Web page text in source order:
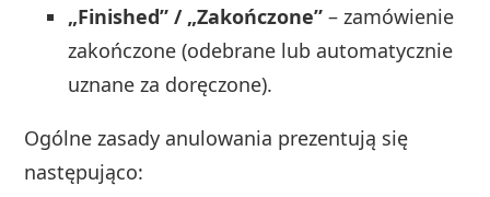
„Finished” / „Zakończone” – zamówienie
zakończone (odebrane lub automatycznie
uznane za doręczone).
Ogólne zasady anulowania prezentują się
następująco: